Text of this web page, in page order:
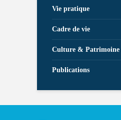
Vie pratique
Cadre de vie
Culture & Patrimoine
Publications